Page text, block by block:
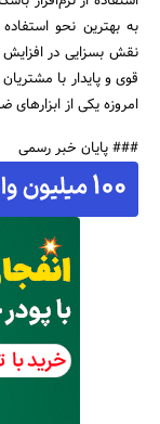
به بهترین نحو
نقش بسزایی در
قوی و پایدار با
امروزه یکی از
### پایان خبر رسمی